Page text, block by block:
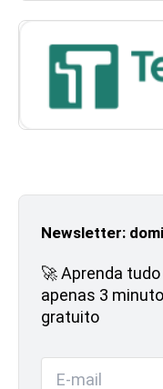
Newsletter:
🚀 Aprenda
apenas 3
gratuito